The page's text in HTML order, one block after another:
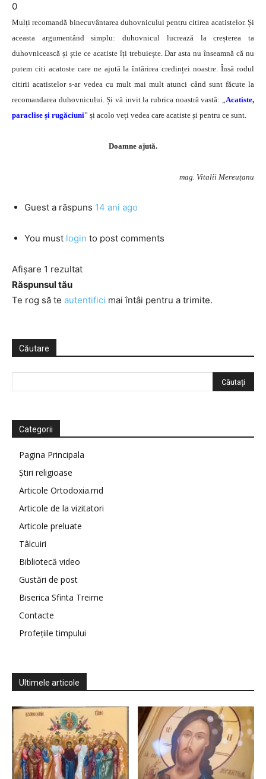
0
Mulți recomandă binecuvântarea duhovnicului pentru citirea acatistelor. Și
aceasta argumentând simplu: duhovnicul lucrează la creșterea ta
duhovnicească și știe ce acatiste îți trebuiește. Dar asta nu înseamnă că nu
putem citi acatoste care ne ajută la întărirea credinței noastre. Însă rodul
citirii acatistelor s-ar vedea cu mult mai mult atunci când sunt făcute la
recomandarea duhovnicului. Și vă invit la rubrica noastră vastă: „Acatiste,
paraclise și rugăciuni” și acolo veți vedea care acatiste și pentru ce sunt.
Doamne ajută.
mag. Vitalii Mereuțanu
Guest a răspuns 14 ani ago
You must login to post comments
Afișare 1 rezultat
Răspunsul tău
Te rog să te autentifici mai întâi pentru a trimite.
Căutare
Categorii
Pagina Principala
Știri religioase
Articole Ortodoxia.md
Articole de la vizitatori
Articole preluate
Tâlcuiri
Bibliotecă video
Gustări de post
Biserica Sfinta Treime
Contacte
Profețiile timpului
Ultimele articole